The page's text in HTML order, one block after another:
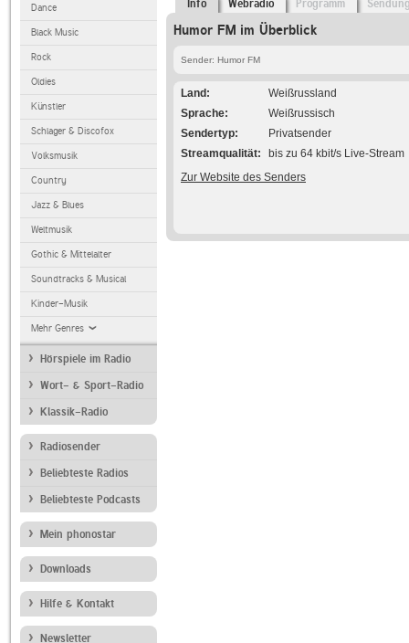
Dance
Black Music
Rock
Oldies
Künstler
Schlager & Discofox
Volksmusik
Country
Jazz & Blues
Weltmusik
Gothic & Mittelalter
Soundtracks & Musical
Kinder-Musik
Mehr Genres
Hörspiele im Radio
Wort- & Sport-Radio
Klassik-Radio
Radiosender
Beliebteste Radios
Beliebteste Podcasts
Mein phonostar
Downloads
Hilfe & Kontakt
Newsletter
Info Webradio Programm
Humor FM im Überblick
Sender: Humor FM
Land
Weißrussland
Sprache
Weißrussisch
Sendertyp
Privatsender
Streamqualität
bis zu 64 kbit/s Live-Stream
Zur Website des Senders